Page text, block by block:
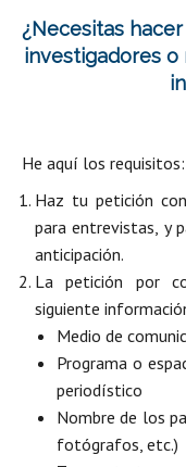
¿Necesitas
investigadores o
He aquí los requisitos:
Haz tu petición
para entrevistas, y
anticipación.
La petición por
siguiente
Medio de
Programa o
periodístico
Nombre de los
fotógrafos, etc.)